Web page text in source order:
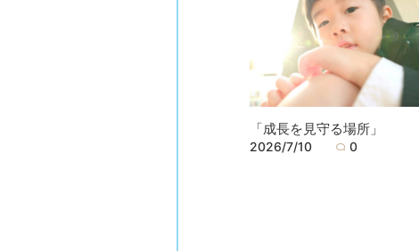
「成長を見守る場所」
2026/7/10 0